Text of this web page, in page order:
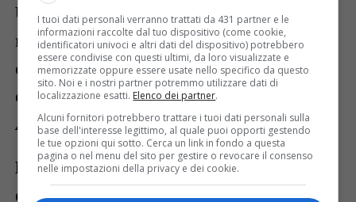
Un capitolo strategico del provvedimento
riguarda leprofessionalità ad alta
qualificazione, in particolarelaureati in
discipline Stem e diplomati Its
Academy.
La Regione prevede contributi per chi
decide ditrasferirsi in Friuli-Venezia
I tuoi dati personali verranno trattati da 431 partner e le
informazioni raccolte dal tuo dispositivo (come cookie,
identificatori univoci e altri dati del dispositivo) potrebbero
essere condivise con questi ultimi, da loro visualizzate e
memorizzate oppure essere usate nello specifico da questo
sito. Noi e i nostri partner potremmo utilizzare dati di
localizzazione esatti. Elenco dei partner.
Alcuni fornitori potrebbero trattare i tuoi dati personali sulla
base dell'interesse legittimo, al quale puoi opporti gestendo
le tue opzioni qui sotto. Cerca un link in fondo a questa
pagina o nel menu del sito per gestire o revocare il consenso
nelle impostazioni della privacy e dei cookie.